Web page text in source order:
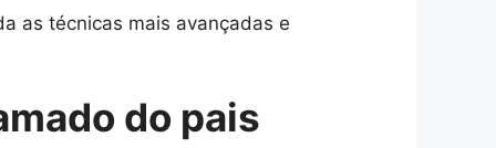
as técnicas mais avançadas e
do pais